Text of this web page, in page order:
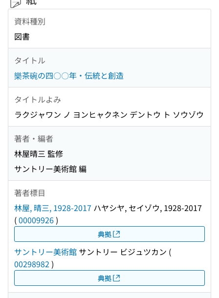
資料種別
図書
タイトル
樂茶碗の四〇〇年・伝統と創造
タイトルよみ
ラクジャワン ノ ヨンヒャクネン デントウ ト ソウゾウ
著者・編者
林屋晴三 監修
サントリー美術館 編
著者標目
林屋, 晴三, 1928-2017 ハヤシヤ, セイゾウ, 1928-2017
(00009926)
典拠
サントリー美術館 サントリー ビジュツカン (
00298982 )
典拠